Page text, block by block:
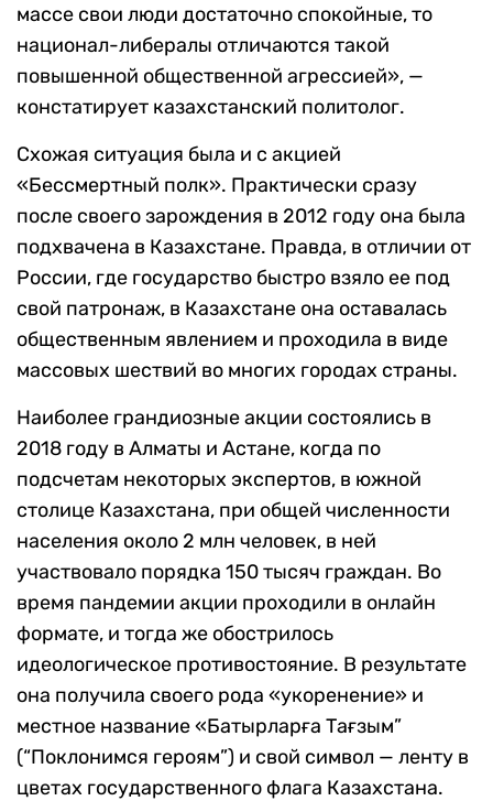
массе свои люди достаточно спокойные, то
национал-либералы отличаются такой
повышенной общественной агрессией», —
констатирует казахстанский политолог.
Схожая ситуация была и с акцией
«Бессмертный полк». Практически сразу
после своего зарождения в 2012 году она была
подхвачена в Казахстане. Правда, в отличии от
России, где государство быстро взяло ее под
свой патронаж, в Казахстане она оставалась
общественным явлением и проходила в виде
массовых шествий во многих городах страны.
Наиболее грандиозные акции состоялись в
2018 году в Алматы и Астане, когда по
подсчетам некоторых экспертов, в южной
столице Казахстана, при общей численности
населения около 2 млн человек, в ней
участвовало порядка 150 тысяч граждан. Во
время пандемии акции проходили в онлайн
формате, и тогда же обострилось
идеологическое противостояние. В результате
она получила своего рода «укоренение» и
местное название «Батырларға Тағзым”
(“Поклонимся героям”) и свой символ — ленту в
цветах государственного флага Казахстана.